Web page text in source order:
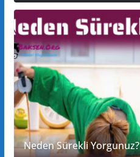
Neden Sürekli Yorgunuz?